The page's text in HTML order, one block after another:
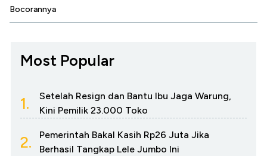
Bocorannya
Most Popular
1.
Setelah Resign dan Bantu Ibu Jaga Warung,
Kini Pemilik 23.000 Toko
2.
Pemerintah Bakal Kasih Rp26 Juta Jika
Berhasil Tangkap Lele Jumbo Ini